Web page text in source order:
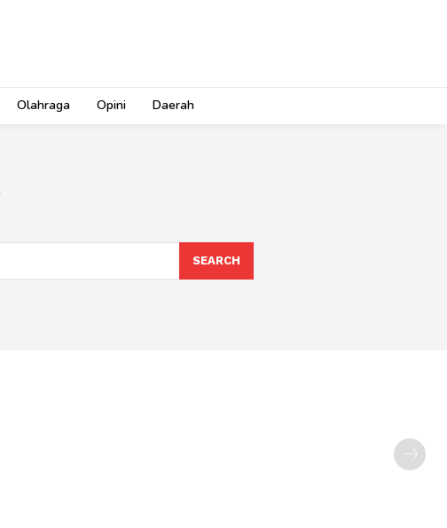
Olahraga Opini Daerah
SEARCH